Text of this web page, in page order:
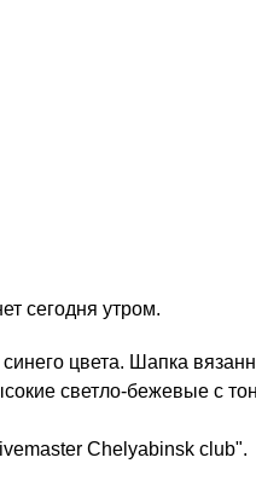
сегодня утром.
цвета. Шапка
светло-бежевые с
Chelyabinsk club".